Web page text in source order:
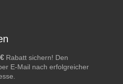
Rabatt sichern! Den
E-Mail nach erfolgreicher